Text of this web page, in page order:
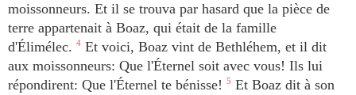
moissonneurs. Et il se trouva par hasard que la pièce de
terre appartenait à Boaz, qui était de la famille
d'Élimélec. 4 Et voici, Boaz vint de Bethléhem, et il dit
aux moissonneurs: Que l'Éternel soit avec vous! Ils lui
répondirent: Que l'Éternel te bénisse!
5 Et Boaz dit à son